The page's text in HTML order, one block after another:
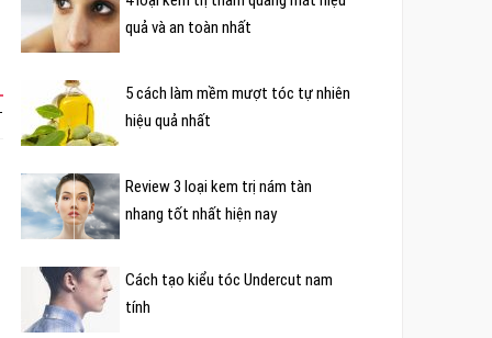
quả và an toàn nhất
5 cách làm mềm mượt tóc tự nhiên
hiệu quả nhất
Review 3 loại kem trị nám tàn
nhang tốt nhất hiện nay
Cách tạo kiểu tóc Undercut nam
tính